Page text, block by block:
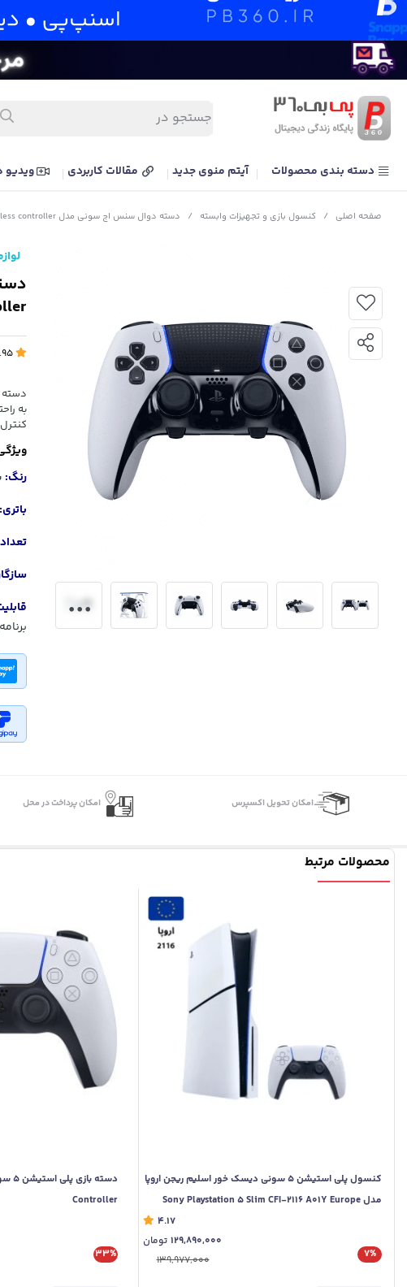
دسته بندی محصولات آیتم منوی جدید مقالات کاربردی ویدیو
صفحه اصلی / کنسول بازی و تجهیزات وابسته / دسته دوال سنس اج سونی مدل DualSense Edge wireless controller
دسته
به
رنگ:
باتری:
اﻣﮑﺎن ﺗﺤﻮﯾﻞ اﮐﺴﭙﺮس امکان پرداخت در محل
محصولات مرتبط
کنسول پلی استیشن 5 سونی دیسک خور اسلیم ریجن اروپا
مدل Sony Playstation 5 Slim CFI-2116 A01Y Europe
4.17
7%
129,890,000 تومان
139,977,000
Controller
33%